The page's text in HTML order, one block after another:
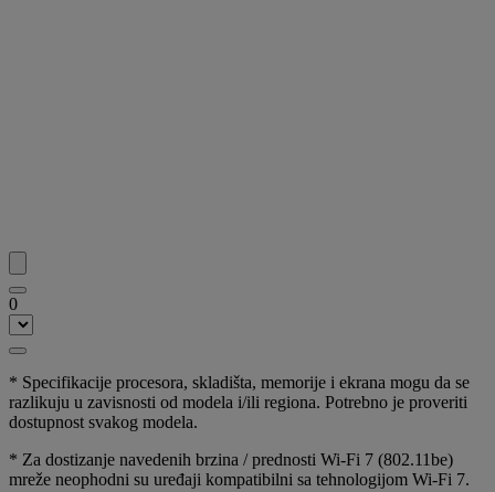
0
* Specifikacije procesora, skladišta, memorije i ekrana mogu da se
razlikuju u zavisnosti od modela i/ili regiona. Potrebno je proveriti
dostupnost svakog modela.
* Za dostizanje navedenih brzina / prednosti Wi-Fi 7 (802.11be)
mreže neophodni su uređaji kompatibilni sa tehnologijom Wi-Fi 7.